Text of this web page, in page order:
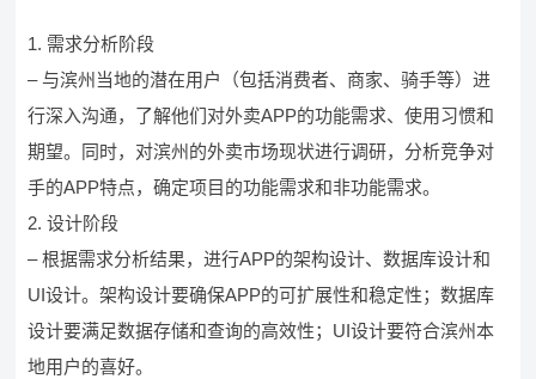
1. 需求分析阶段
– 与滨州当地的潜在用户（包括消费者、商家、骑手等）进
行深入沟通，了解他们对外卖APP的功能需求、使用习惯和
期望。同时，对滨州的外卖市场现状进行调研，分析竞争对
手的APP特点，确定项目的功能需求和非功能需求。
2. 设计阶段
– 根据需求分析结果，进行APP的架构设计、数据库设计和
UI设计。架构设计要确保APP的可扩展性和稳定性；数据库
设计要满足数据存储和查询的高效性；UI设计要符合滨州本
地用户的喜好。